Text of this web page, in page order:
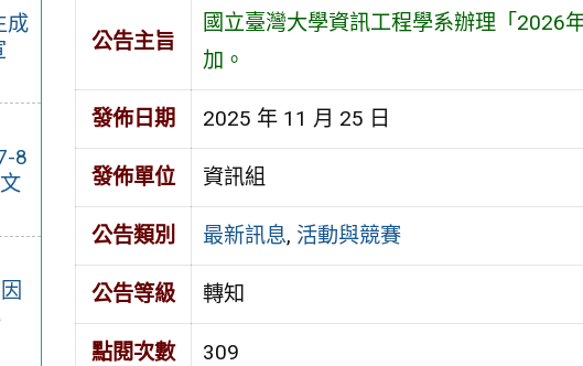
成
8
公告主旨
國立臺灣大學資訊工程學系辦理「2026
加。
發佈日期 2025 年 11 月 25 日
發佈單位 資訊組
公告類別 最新訊息, 活動與競賽
公告等級 轉知
點閱次數 309